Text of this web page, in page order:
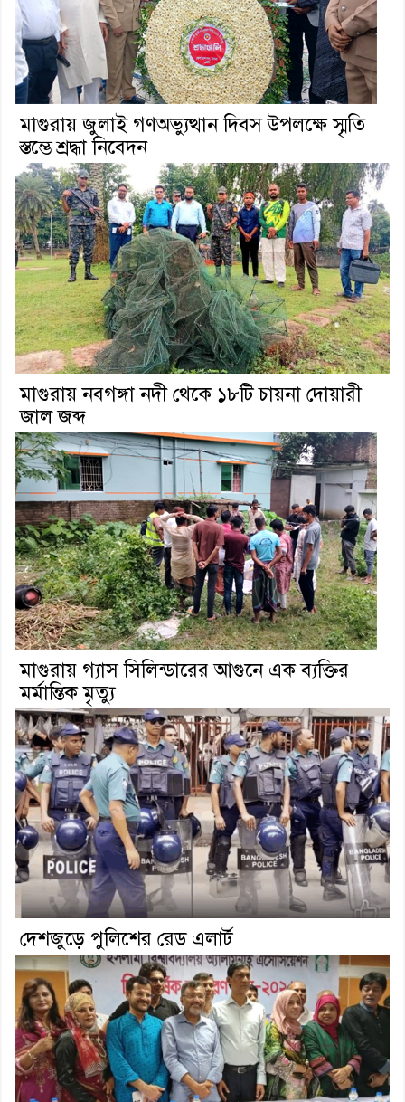
মাগুরায় জুলাই গণঅভ্যুত্থান দিবস উপলক্ষে স্মৃতি
স্তম্ভে শ্রদ্ধা নিবেদন
মাগুরায় নবগঙ্গা নদী থেকে ১৮টি চায়না দোয়ারী
জাল জব্দ
মাগুরায় গ্যাস সিলিন্ডারের আগুনে এক ব্যক্তির
মর্মান্তিক মৃত্যু
দেশজুড়ে পুলিশের রেড এলার্ট